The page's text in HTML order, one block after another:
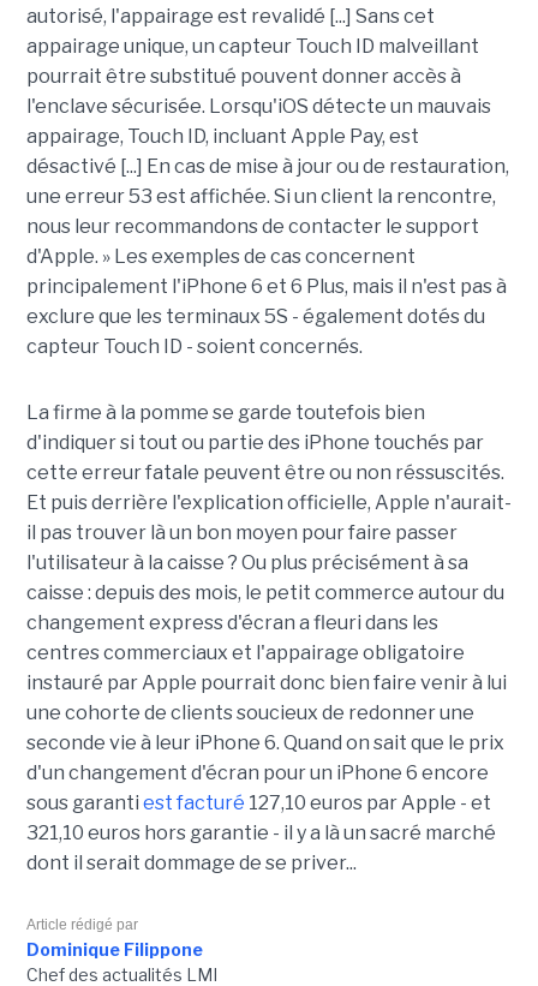
autorisé, l'appairage est revalidé [...] Sans cet
appairage unique, un capteur Touch ID malveillant
pourrait être substitué pouvent donner accès à
l'enclave sécurisée. Lorsqu'iOS détecte un mauvais
appairage, Touch ID, incluant Apple Pay, est
désactivé [...] En cas de mise à jour ou de restauration,
une erreur 53 est affichée. Si un client la rencontre,
nous leur recommandons de contacter le support
d'Apple. » Les exemples de cas concernent
principalement l'iPhone 6 et 6 Plus, mais il n'est pas à
exclure que les terminaux 5S - également dotés du
capteur Touch ID - soient concernés.
La firme à la pomme se garde toutefois bien
d'indiquer si tout ou partie des iPhone touchés par
cette erreur fatale peuvent être ou non réssuscités.
Et puis derrière l'explication officielle, Apple n'aurait-
il pas trouver là un bon moyen pour faire passer
l'utilisateur à la caisse ? Ou plus précisément à sa
caisse : depuis des mois, le petit commerce autour du
changement express d'écran a fleuri dans les
centres commerciaux et l'appairage obligatoire
instauré par Apple pourrait donc bien faire venir à lui
une cohorte de clients soucieux de redonner une
seconde vie à leur iPhone 6. Quand on sait que le prix
d'un changement d'écran pour un iPhone 6 encore
sous garanti est facturé 127,10 euros par Apple - et
321,10 euros hors garantie - il y a là un sacré marché
dont il serait dommage de se priver...
Article rédigé par
Dominique Filippone
Chef des actualités LMI